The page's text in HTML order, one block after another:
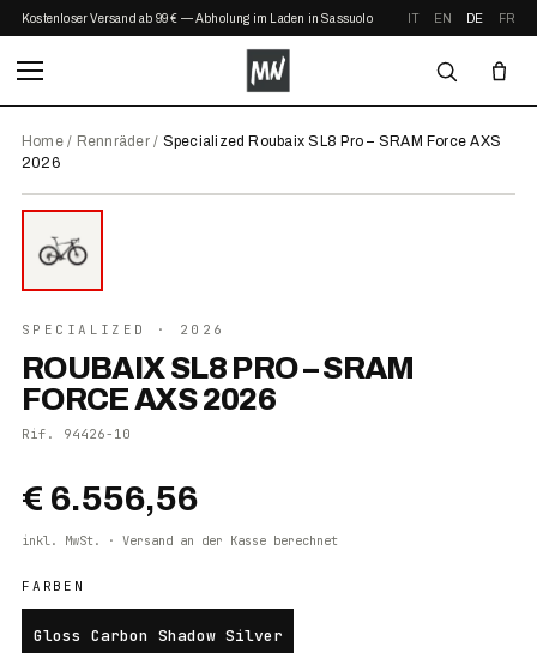
Kostenloser Versand ab 99 € — Abholung im Laden in Sassuolo IT EN DE FR
Home/ Rennräder/ Specialized Roubaix SL8 Pro – SRAM Force AXS
2026
SPECIALIZED · 2026
ROUBAIX SL8 PRO – SRAM
FORCE AXS 2026
Rif. 94426-10
€ 6.556,56
inkl. MwSt. · Versand an der Kasse berechnet
FARBEN
Gloss Carbon Shadow Silver